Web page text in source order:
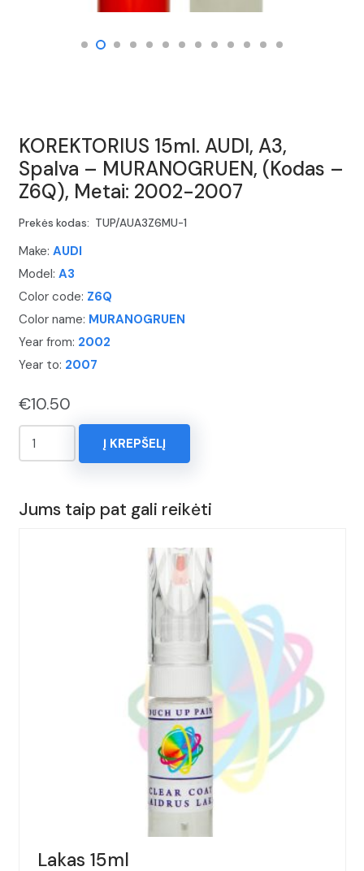
KOREKTORIUS 15ml. AUDI, A3,
Spalva – MURANOGRUEN, (Kodas –
Z6Q), Metai: 2002-2007
Prekės kodas: TUP/AUA3Z6MU-1
Make: AUDI
Model: A3
Color code: Z6Q
Color name: MURANOGRUEN
Year from: 2002
Year to: 2007
€10.50
produkto
kiekis:
15ml.
Į KREPŠELĮ
Jums taip pat gali reikėti
Lakas 15ml